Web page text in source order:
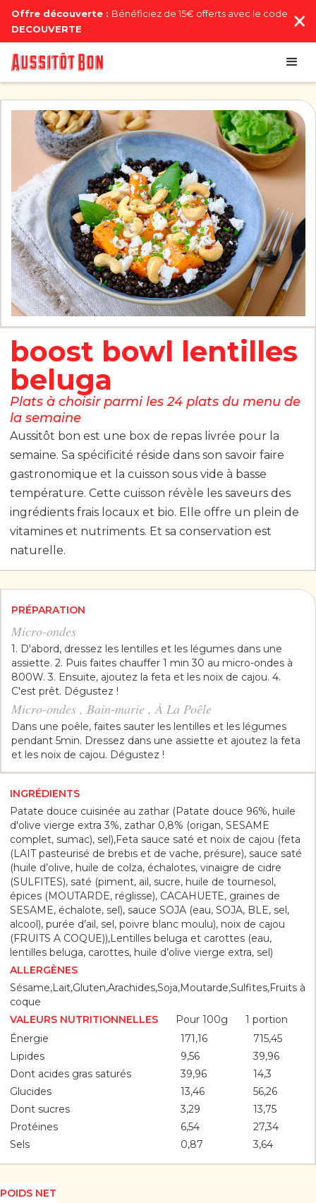
Offre découverte : Bénéficiez de 15€ offerts avec le code
DECOUVERTE
boost bowl lentilles
beluga
Plats à choisir parmi les 24 plats du menu de
la semaine
Aussitôt bon est une box de repas livrée pour la
semaine. Sa spécificité réside dans son savoir faire
gastronomique et la cuisson sous vide à basse
température. Cette cuisson révèle les saveurs des
ingrédients frais locaux et bio. Elle offre un plein de
vitamines et nutriments. Et sa conservation est
naturelle.
PRÉPARATION
Micro-ondes
1. D'abord, dressez les lentilles et les légumes dans une
assiette. 2. Puis faites chauffer 1 min 30 au micro-ondes à
800W. 3. Ensuite, ajoutez la feta et les noix de cajou. 4.
C'est prêt. Dégustez !
Micro-ondes , Bain-marie , À La Poêle
Dans une poêle, faites sauter les lentilles et les légumes
pendant 5min. Dressez dans une assiette et ajoutez la feta
et les noix de cajou. Dégustez !
INGRÉDIENTS
Patate douce cuisinée au zathar (Patate douce 96%, huile
d'olive vierge extra 3%, zathar 0,8% (origan, SESAME
complet, sumac), sel),Feta sauce saté et noix de cajou (feta
(LAIT pasteurisé de brebis et de vache, présure), sauce saté
(huile d’olive, huile de colza, échalotes, vinaigre de cidre
(SULFITES), saté (piment, ail, sucre, huile de tournesol,
épices (MOUTARDE, réglisse), CACAHUETE, graines de
SESAME, échalote, sel), sauce SOJA (eau, SOJA, BLE, sel,
alcool), purée d’ail, sel, poivre blanc moulu), noix de cajou
(FRUITS A COQUE)),Lentilles beluga et carottes (eau,
lentilles beluga, carottes, huile d’olive vierge extra, sel)
ALLERGÈNES
Sésame,Lait,Gluten,Arachides,Soja,Moutarde,Sulfites,Fruits à
coque
VALEURS NUTRITIONNELLES
Pour 100g
1 portion
Énergie
Lipides
Dont acides gras saturés
Glucides
Dont sucres
Protéines
Sels
171,16
9,56
39,96
13,46
3,29
6,54
0,87
715,45
39,96
14,3
56,26
13,75
27,34
3,64
POIDS NET